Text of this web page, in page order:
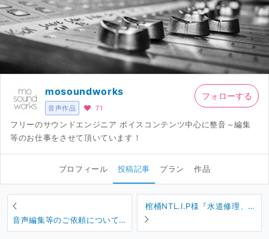
音声作品
mosoundworks
71
フリーのサウンドエンジニア ボイスコンテンツ中心に整音～編集
等のお仕事をさせて頂いています！
フォローする
プロフィール 投稿記事 プラン 作品
音声編集等のご依頼について
（2025年10月改定）
棺桶NTL.I.P様『水道修理、支